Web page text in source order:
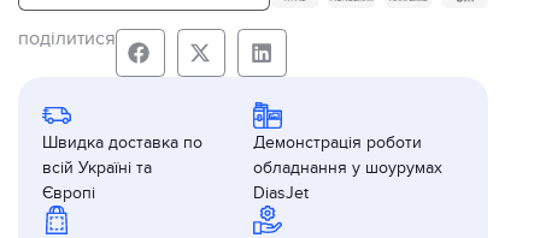
поділитися
Швидка доставка по
всій Україні та
Європі
Демонстрація роботи
обладнання у шоурумах
DiasJet